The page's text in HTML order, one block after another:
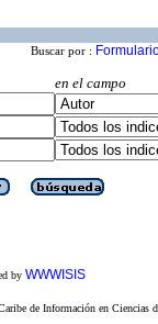
Buscar por :
en el campo
by WWWISIS
de Información en Ciencias